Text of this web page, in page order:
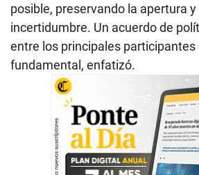
posible, preservando la apertura
incertidumbre. Un acuerdo de
entre los principales
fundamental, enfatizó.